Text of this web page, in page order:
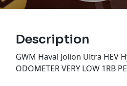
Description
GWM Haval Jolion Ultra HEV
ODOMETER VERY LOW 1RB